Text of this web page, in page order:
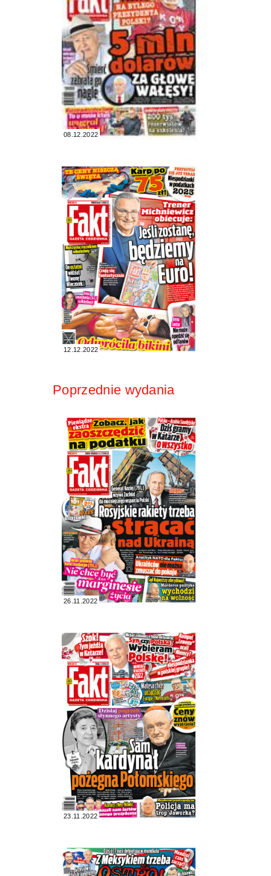
08.12.2022
12.12.2022
Poprzednie wydania
26.11.2022
23.11.2022